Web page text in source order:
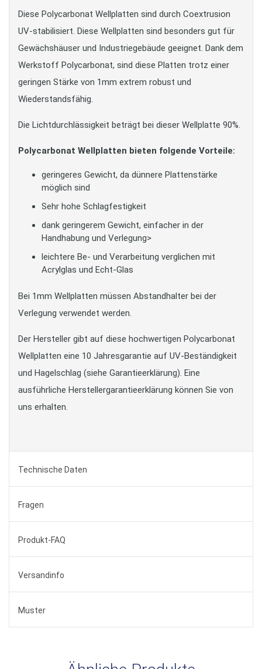
Diese Polycarbonat Wellplatten sind durch Coextrusion
UV-stabilisiert. Diese Wellplatten sind besonders gut für
Gewächshäuser und Industriegebäude geeignet. Dank dem
Werkstoff Polycarbonat, sind diese Platten trotz einer
geringen Stärke von 1mm extrem robust und
Wiederstandsfähig.
Die Lichtdurchlässigkeit beträgt bei dieser Wellplatte 90%.
Polycarbonat Wellplatten bieten folgende Vorteile:
geringeres Gewicht, da dünnere Plattenstärke
möglich sind
Sehr hohe Schlagfestigkeit
dank geringerem Gewicht, einfacher in der
Handhabung und Verlegung>
leichtere Be- und Verarbeitung verglichen mit
Acrylglas und Echt-Glas
Bei 1mm Wellplatten müssen Abstandhalter bei der
Verlegung verwendet werden.
Der Hersteller gibt auf diese hochwertigen Polycarbonat
Wellplatten eine 10 Jahresgarantie auf UV-Beständigkeit
und Hagelschlag (siehe Garantieerklärung). Eine
ausführliche Herstellergarantieerklärung können Sie von
uns erhalten.
Technische Daten
Fragen
Produkt-FAQ
Versandinfo
Muster